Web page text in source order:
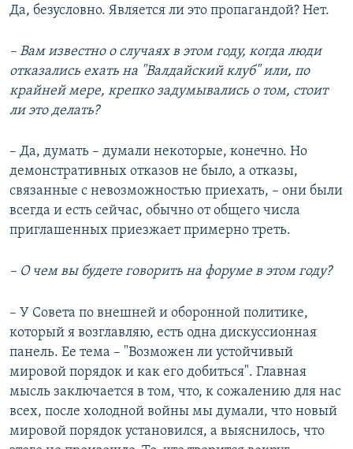
Да, безусловно. Является ли это пропагандой? Нет.
– Вам известно о случаях в этом году, когда люди
отказались ехать на "Валдайский клуб" или, по
крайней мере, крепко задумывались о том, стоит
ли это делать?
– Да, думать – думали некоторые, конечно. Но
демонстративных отказов не было, а отказы,
связанные с невозможностью приехать, – они были
всегда и есть сейчас, обычно от общего числа
приглашенных приезжает примерно треть.
– О чем вы будете говорить на форуме в этом году?
– У Совета по внешней и оборонной политике,
который я возглавляю, есть одна дискуссионная
панель. Ее тема – "Возможен ли устойчивый
мировой порядок и как его добиться". Главная
мысль заключается в том, что, к сожалению для нас
всех, после холодной войны мы думали, что новый
мировой порядок установился, а выяснилось, что